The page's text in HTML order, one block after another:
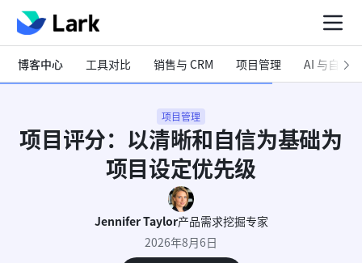
博客中心 工具对比 销售与 CRM 项目管理 AI 与自动化
项目管理
项目评分：以清晰和自信为基础为
项目设定优先级
Jennifer Taylor产品需求挖掘专家
2026年8月6日